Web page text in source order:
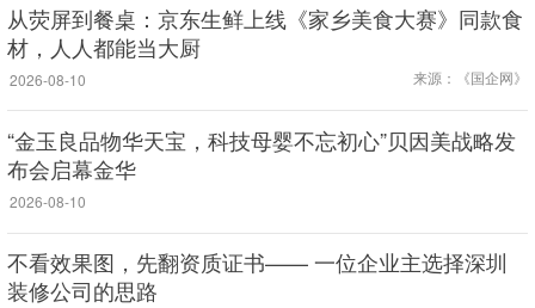
从荧屏到餐桌：京东生鲜上线《家乡美食大赛》同款食
材，人人都能当大厨
2026-08-10 来源：《国企网》
“金玉良品物华天宝，科技母婴不忘初心”贝因美战略发
布会启幕金华
2026-08-10
不看效果图，先翻资质证书—— 一位企业主选择深圳
装修公司的思路